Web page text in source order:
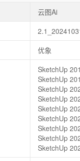
云图Ai
优象
SketchUp
SketchUp
SketchUp
SketchUp
SketchUp
SketchUp
SketchUp
SketchUp
SketchUp